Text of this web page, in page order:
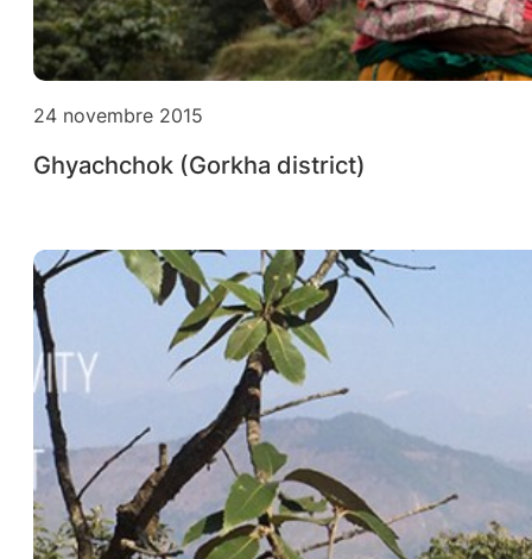
24 novembre 2015
Ghyachchok (Gorkha district)